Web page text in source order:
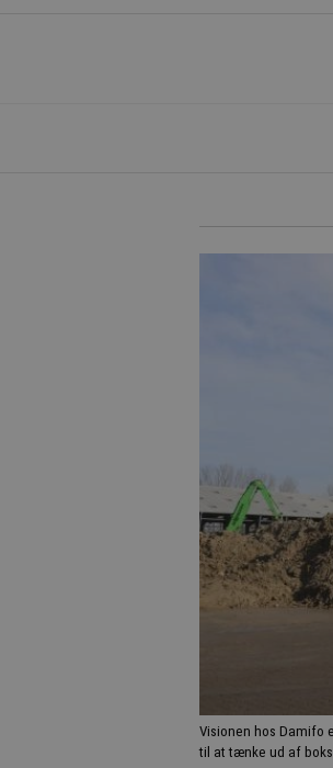
Visionen hos Damifo
til at tænke ud af